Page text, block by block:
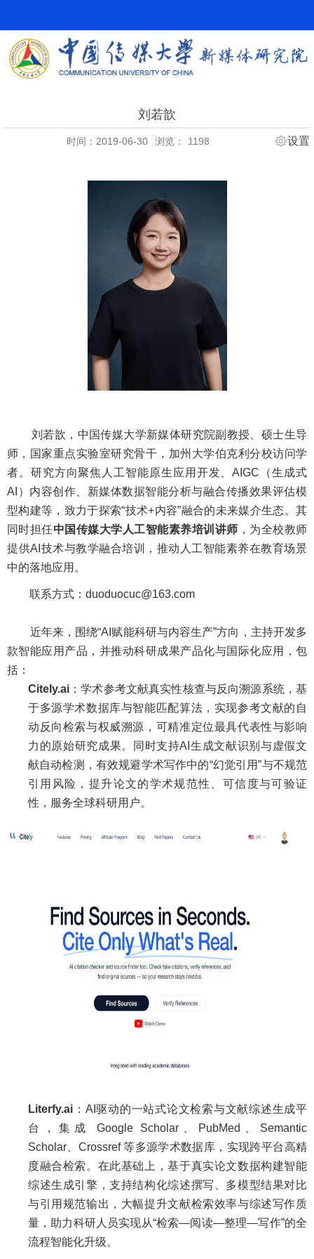
刘若歆
时间：2019-06-30 浏览： 1198 设置
刘若歆，中国传媒大学新媒体研究院副教授、硕士生导
师，国家重点实验室研究骨干，加州大学伯克利分校访问学
者。研究方向聚焦人工智能原生应用开发、AIGC（生成式
AI）内容创作、新媒体数据智能分析与融合传播效果评估模
型构建等，致力于探索“技术+内容”融合的未来媒介生态。其
同时担任中国传媒大学人工智能素养培训讲师 ，为全校教师
提供AI技术与教学融合培训，推动人工智能素养在教育场景
中的落地应用。
联系方式：duoduocuc@163.com
近年来，围绕“AI赋能科研与内容生产”方向，主持开发多
款智能应用产品，并推动科研成果产品化与国际化应用，包
括：
Citely.ai ：学术参考文献真实性核查与反向溯源系统，基
于多源学术数据库与智能匹配算法，实现参考文献的自
动反向检索与权威溯源，可精准定位最具代表性与影响
力的原始研究成果。同时支持AI生成文献识别与虚假文
献自动检测，有效规避学术写作中的“幻觉引用”与不规范
引用风险，提升论文的学术规范性、可信度与可验证
性，服务全球科研用户。
Literfy.ai ：AI驱动的一站式论文检索与文献综述生成平
台，集成 Google Scholar、PubMed、Semantic
Scholar、Crossref 等多源学术数据库，实现跨平台高精
度融合检索。在此基础上，基于真实论文数据构建智能
综述生成引擎，支持结构化综述撰写、多模型结果对比
与引用规范输出，大幅提升文献检索效率与综述写作质
量，助力科研人员实现从“检索—阅读—整理—写作”的全
流程智能化升级。